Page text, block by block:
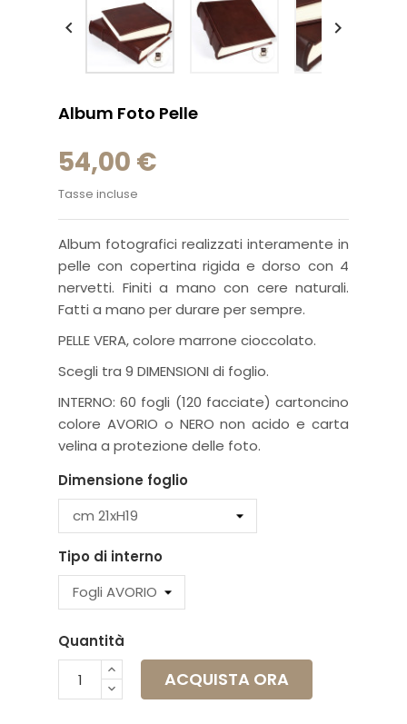
 
Album Foto Pelle
54,00 €
Tasse incluse
Album fotografici realizzati interamente in
pelle con copertina rigida e dorso con 4
nervetti. Finiti a mano con cere naturali.
Fatti a mano per durare per sempre.
PELLE VERA, colore marrone cioccolato.
Scegli tra 9 DIMENSIONI di foglio.
INTERNO: 60 fogli (120 facciate) cartoncino
colore AVORIO o NERO non acido e carta
velina a protezione delle foto.
Dimensione foglio
Tipo di interno
Quantità
ACQUISTA ORA